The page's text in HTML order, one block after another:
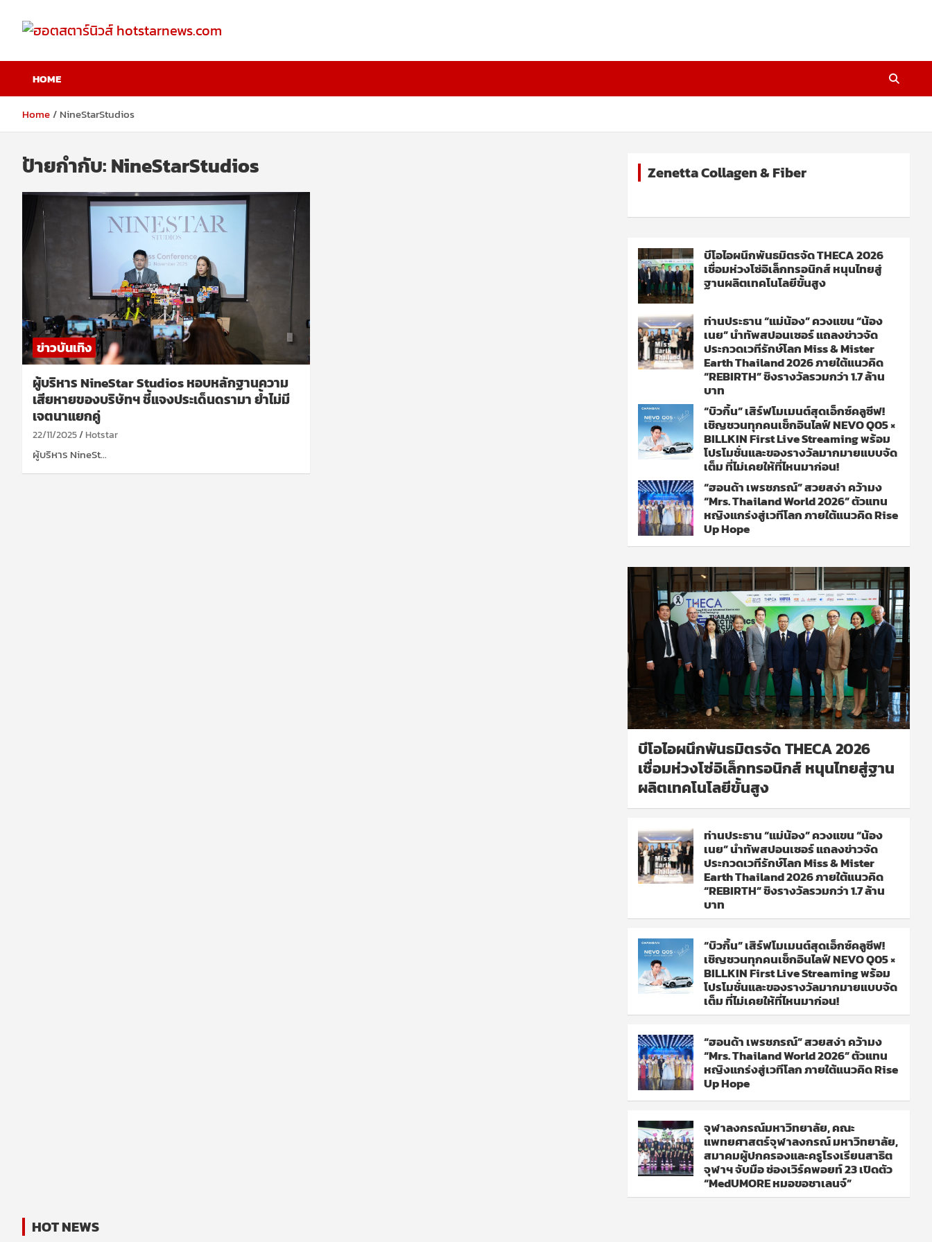
content
ฮอตสตาร์นิวส์
hotstarnews.com
HOME
Home NineStarStudios
ป้ายกำกับ:NineStarStudios
ข่าวบันเทิง
ผู้บริหาร NineStar Studios หอบหลักฐานความ
เสียหายของบริษัทฯ ชี้แจงประเด็นดรามา ย้ำไม่มี
เจตนาแยกคู่
22/11/2025 Hotstar
ผู้บริหาร NineSt…
Zenetta Collagen & Fiber
บีโอไอผนึกพันธมิตรจัด THECA 2026
เชื่อมห่วงโซ่อิเล็กทรอนิกส์ หนุนไทยสู่
ฐานผลิตเทคโนโลยีขั้นสูง
ท่านประธาน “แม่น้อง” ควงแขน “น้อง
เนย” นำทัพสปอนเซอร์ แถลงข่าวจัด
ประกวดเวทีรักษ์โลก Miss & Mister
Earth Thailand 2026 ภายใต้แนวคิด
“REBIRTH” ชิงรางวัลรวมกว่า 1.7 ล้าน
บาท
“บิวกิ้น” เสิร์ฟโมเมนต์สุดเอ็กซ์คลูซีฟ!
เชิญชวนทุกคนเช็กอินไลฟ์ NEVO Q05 ×
BILLKIN First Live Streaming พร้อม
โปรโมชั่นและของรางวัลมากมายแบบจัด
เต็ม ที่ไม่เคยให้ที่ไหนมาก่อน!
“ฮอนด้า เพรชภรณ์” สวยสง่า คว้ามง
“Mrs. Thailand World 2026” ตัวแทน
หญิงแกร่งสู่เวทีโลก ภายใต้แนวคิด Rise
Up Hope
บีโอไอผนึกพันธมิตรจัด THECA 2026
เชื่อมห่วงโซ่อิเล็กทรอนิกส์ หนุนไทยสู่ฐาน
ผลิตเทคโนโลยีขั้นสูง
ท่านประธาน “แม่น้อง” ควงแขน “น้อง
เนย” นำทัพสปอนเซอร์ แถลงข่าวจัด
ประกวดเวทีรักษ์โลก Miss & Mister
Earth Thailand 2026 ภายใต้แนวคิด
“REBIRTH” ชิงรางวัลรวมกว่า 1.7 ล้าน
บาท
“บิวกิ้น” เสิร์ฟโมเมนต์สุดเอ็กซ์คลูซีฟ!
เชิญชวนทุกคนเช็กอินไลฟ์ NEVO Q05 ×
BILLKIN First Live Streaming พร้อม
โปรโมชั่นและของรางวัลมากมายแบบจัด
เต็ม ที่ไม่เคยให้ที่ไหนมาก่อน!
“ฮอนด้า เพรชภรณ์” สวยสง่า คว้ามง
“Mrs. Thailand World 2026” ตัวแทน
หญิงแกร่งสู่เวทีโลก ภายใต้แนวคิด Rise
Up Hope
จุฬาลงกรณ์มหาวิทยาลัย, คณะ
แพทยศาสตร์จุฬาลงกรณ์ มหาวิทยาลัย,
สมาคมผู้ปกครองและครูโรงเรียนสาธิต
จุฬาฯ จับมือ ช่องเวิร์คพอยท์ 23 เปิดตัว
“MedUMORE หมอขอชาเลนจ์”
HOT NEWS